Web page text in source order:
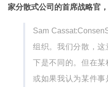
家分散式公司的首席战略官
Sam
组织。我们分散，
下是不同的。但在某
或如果我认为某件